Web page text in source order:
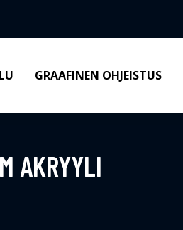
GRAAFINEN OHJEISTUS
AKRYYLI